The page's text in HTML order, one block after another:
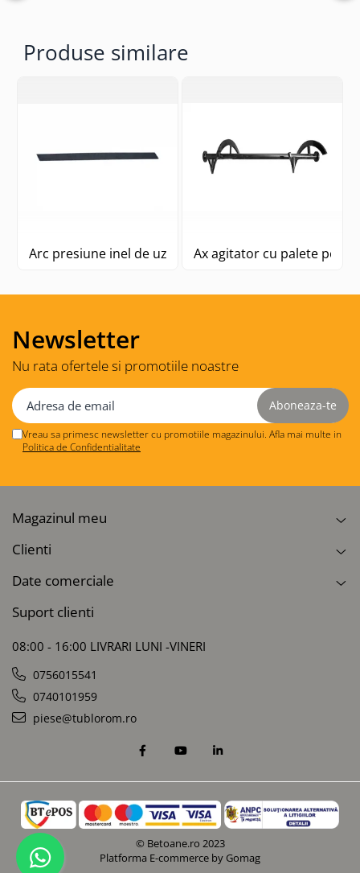
Produse similare
Arc presiune inel de uzura Ax agitator cu palete
Newsletter
Nu rata ofertele si promotiile noastre
Vreau sa primesc newsletter cu promotiile magazinului. Afla mai multe in
Politica de Confidentialitate
Magazinul meu
Clienti
Date comerciale
Suport clienti
08:00 - 16:00 LIVRARI LUNI -VINERI
0756015541
0740101959
piese@tublorom.ro
© Betoane.ro 2023
Platforma E-commerce by Gomag